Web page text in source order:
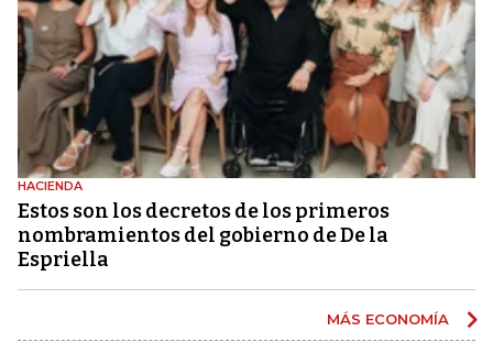
HACIENDA
Estos son los decretos de los primeros
nombramientos del gobierno de De la
Espriella
MÁS ECONOMÍA